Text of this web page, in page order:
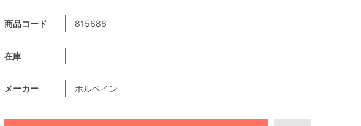
商品コード 815686
在庫
メーカー ホルベイン